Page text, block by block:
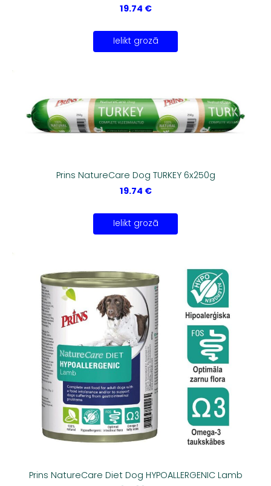
19.74 €
Ielikt grozā
Prins NatureCare Dog TURKEY 6x250g
19.74 €
Ielikt grozā
Prins NatureCare Diet Dog HYPOALLERGENIC Lamb